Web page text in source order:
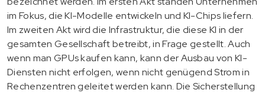
im Fokus, die KI-Modelle entwickeln und KI-Chips liefern.
Im zweiten Akt wird die Infrastruktur, die diese KI in der
gesamten Gesellschaft betreibt, in Frage gestellt. Auch
wenn man GPUs kaufen kann, kann der Ausbau von KI-
Diensten nicht erfolgen, wenn nicht genügend Strom in
Rechenzentren geleitet werden kann. Die Sicherstellung